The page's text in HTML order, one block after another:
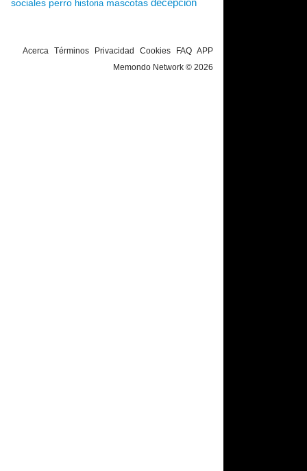
sociales perro historia mascotas decepción
Acerca Términos Privacidad Cookies FAQ APP
Memondo Network © 2026